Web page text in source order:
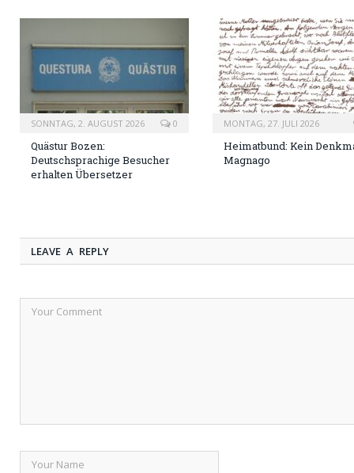
SONNTAG, 2. AUGUST 2026 0
Quästur Bozen:
Deutschsprachige Besucher
erhalten Übersetzer
MONTAG, 27. JULI 2026
Heimatbund: Kein
Magnago
LEAVE A REPLY